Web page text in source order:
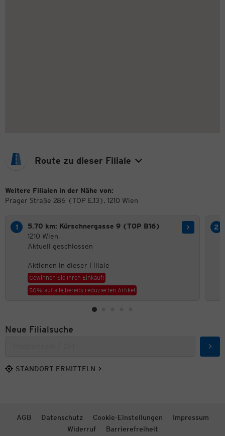
Route zu dieser Filiale
Weitere Filialen in der Nähe von:
Prager Straße 286 (TOP E.13), 1210 Wien
5.70 km: Kürschnergasse 9 (TOP B16)
1210 Wien
Aktuell geschlossen
Aktionen in dieser Filiale
Gewinnen Sie Ihren Einkauf!
50% auf alle bereits reduzierten Artikel
Neue Filialsuche
STANDORT ERMITTELN
AGB Datenschutz Cookie-Einstellungen
Impressum
Widerruf
Barrierefreiheit